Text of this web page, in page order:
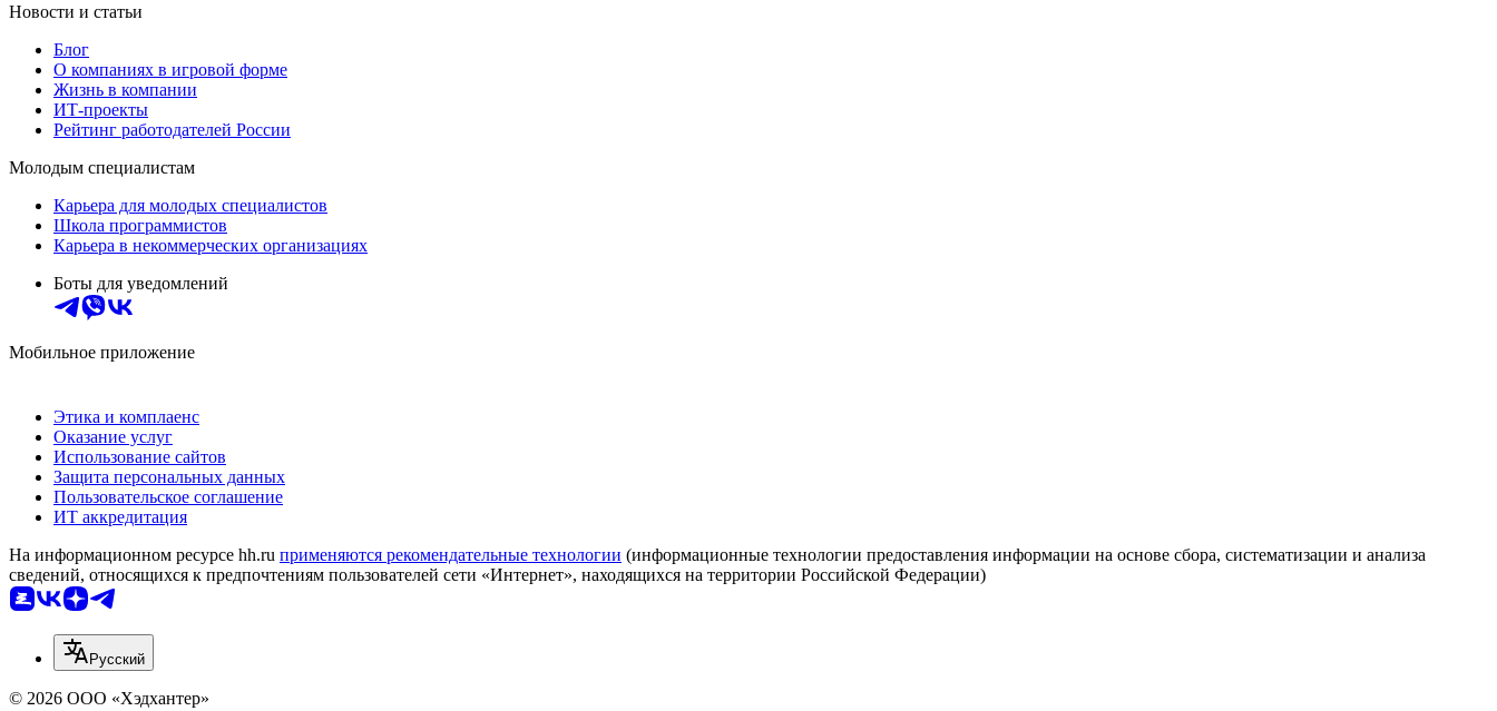
Новости и статьи
Блог
О компаниях в игровой форме
Жизнь в компании
ИТ-проекты
Рейтинг работодателей России
Молодым специалистам
Карьера для молодых специалистов
Школа программистов
Карьера в некоммерческих организациях
Боты для уведомлений
Мобильное приложение
Этика и комплаенс
Оказание услуг
Использование сайтов
Защита персональных данных
Пользовательское соглашение
ИТ аккредитация
На информационном ресурсе hh.ru применяются рекомендательные технологии (информационные технологии предоставления информации на основе сбора, систематизации и анализа
сведений, относящихся к предпочтениям пользователей сети «Интернет», находящихся на территории Российской Федерации)
Русский
© 2026 ООО «Хэдхантер»